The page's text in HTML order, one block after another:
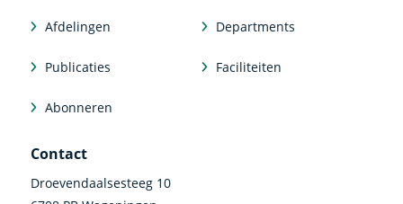
Afdelingen Departments
Publicaties Faciliteiten
Abonneren
Contact
Droevendaalsesteeg 10